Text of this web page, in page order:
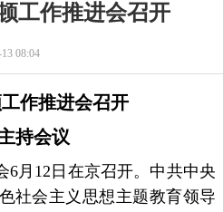
工作推进会召开
08:04
作推进会召开
持会议
月12日在京召开。中共中央
社会主义思想主题教育领导